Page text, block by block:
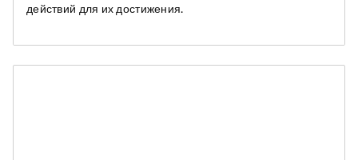
действий для их достижения.